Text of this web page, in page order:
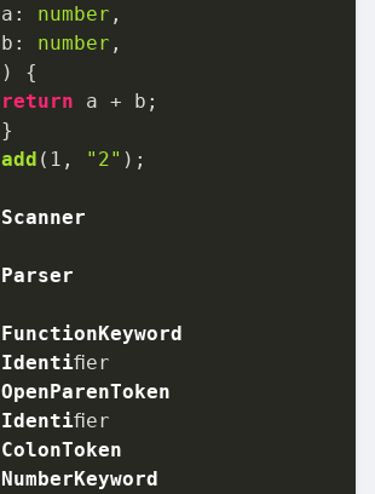
a: number ,
b: number
return a + b;
add ( 1 , "2" );
Scanner
Parser
FunctionKeyword
Identi
OpenParenToken
Identi
ColonToken
NumberKeyword